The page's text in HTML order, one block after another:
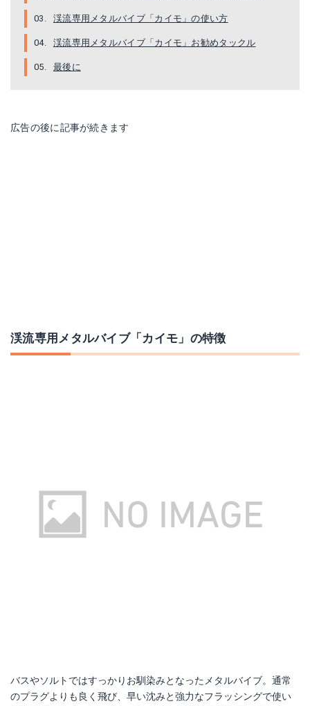
渓流専用メタルバイブ「カイモ」の使い方
渓流専用メタルバイブ「カイモ」お勧めタックル
最後に
広告の後に記事が続きます
渓流専用メタルバイブ「カイモ」の特徴
バスやソルトではすっかりお馴染みとなったメタルバイブ。通常
のプラグよりも良く飛び、早い沈みと強力なフラッシングで使い